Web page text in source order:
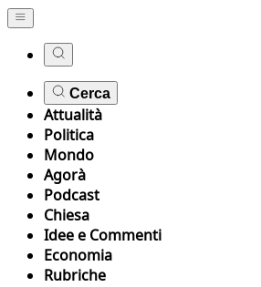
Cerca
Attualità
Politica
Mondo
Agorà
Podcast
Chiesa
Idee e Commenti
Economia
Rubriche